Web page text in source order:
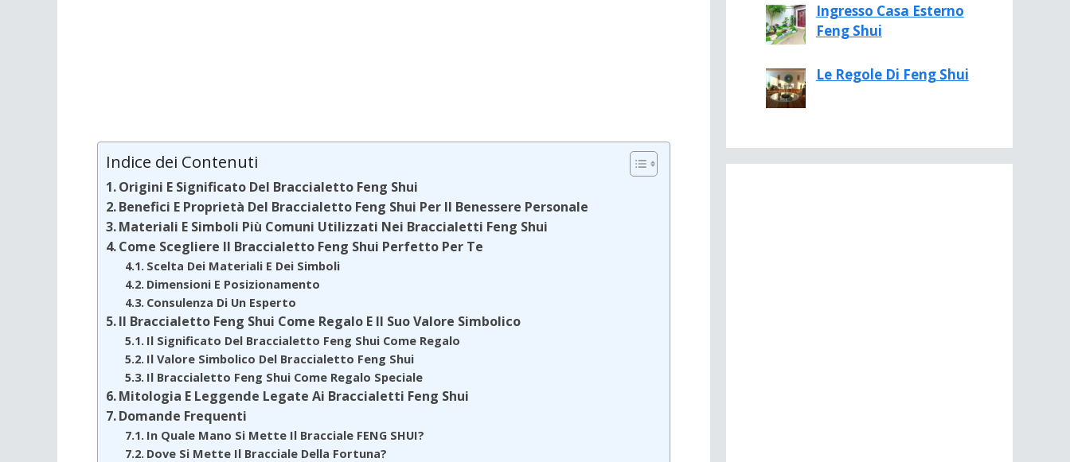
Indice dei Contenuti
Origini E Significato Del Braccialetto Feng Shui
Benefici E Proprietà Del Braccialetto Feng Shui Per Il Benessere Personale
Materiali E Simboli Più Comuni Utilizzati Nei Braccialetti Feng Shui
Come Scegliere Il Braccialetto Feng Shui Perfetto Per Te
Scelta Dei Materiali E Dei Simboli
Dimensioni E Posizionamento
Consulenza Di Un Esperto
Il Braccialetto Feng Shui Come Regalo E Il Suo Valore Simbolico
Il Significato Del Braccialetto Feng Shui Come Regalo
Il Valore Simbolico Del Braccialetto Feng Shui
Il Braccialetto Feng Shui Come Regalo Speciale
Mitologia E Leggende Legate Ai Braccialetti Feng Shui
Domande Frequenti
In Quale Mano Si Mette Il Bracciale FENG SHUI?
Dove Si Mette Il Bracciale Della Fortuna?
Ingresso Casa Esterno
Feng Shui
Le Regole Di Feng Shui